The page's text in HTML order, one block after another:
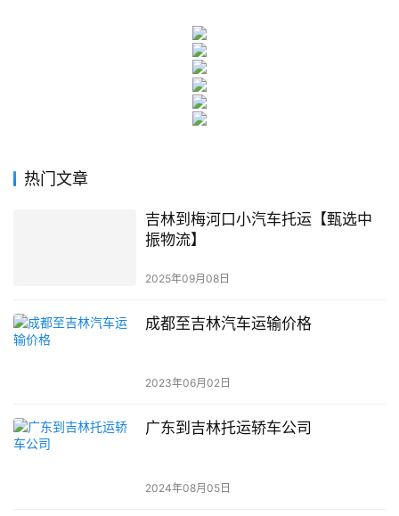
热门文章
吉林到梅河口小汽车托运【甄选中
振物流】
2025年09月08日
成都至吉林汽车运输价格
2023年06月02日
广东到吉林托运轿车公司
2024年08月05日